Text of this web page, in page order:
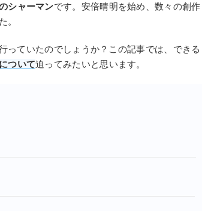
シャーマンです。安倍晴明を始め、数々の創作
。
っていたのでしょうか？この記事では、できる
ついて迫ってみたいと思います。